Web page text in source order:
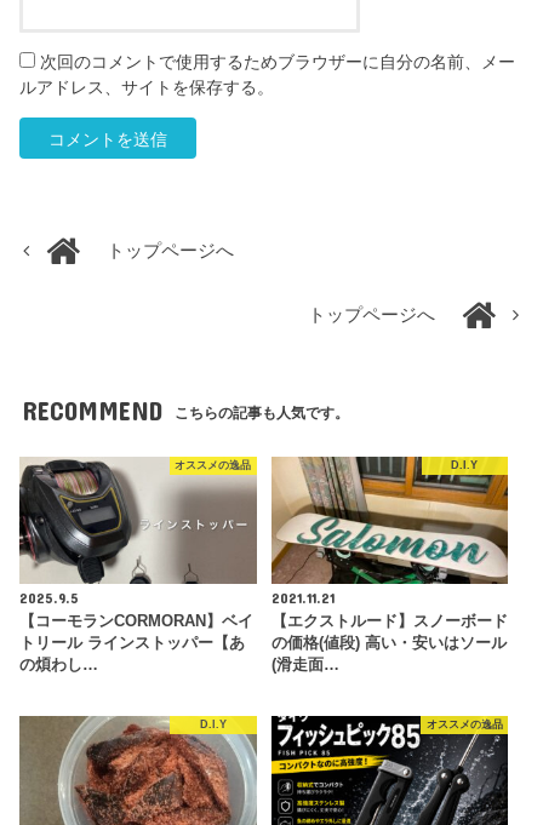
次回のコメントで使用するためブラウザーに自分の名前、メー
ルアドレス、サイトを保存する。
トップページへ
トップページへ
RECOMMEND こちらの記事も人気です。
オススメの逸品
2025.9.5
【コーモランCORMORAN】ベイ
トリール ラインストッパー【あ
の煩わし…
D.I.Y
2021.11.21
【エクストルード】スノーボード
の価格(値段) 高い・安いはソール
(滑走面…
D.I.Y オススメの逸品